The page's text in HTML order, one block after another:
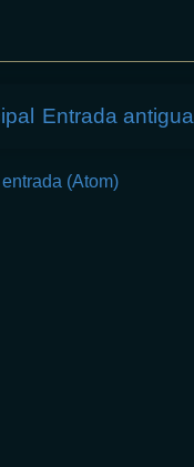
Entrada antigua
(Atom)